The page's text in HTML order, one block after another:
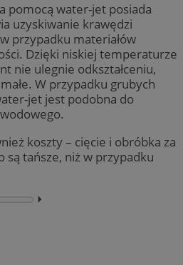
pomocą water-jet posiada
uzyskiwanie krawędzi
przypadku materiałów
Dzięki niskiej temperaturze
nie ulegnie odkształceniu,
W przypadku grubych
jet jest podobna do
koszty – cięcie i obróbka za
są tańsze, niż w przypadku
⏵︎